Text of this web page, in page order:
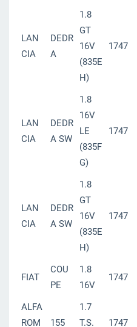
LAN
CIA
DEDR
A
1.8
GT
16V
(835E
H)
1747
LAN
CIA
DEDR
A SW
1.8
16V
LE
(835F
G)
1747
LAN
CIA
DEDR
A SW
1.8
GT
16V
(835E
H)
1747
FIAT
COU
PE
1.8
16V
1747
ALFA
ROM
155
1.7
T.S.
1747